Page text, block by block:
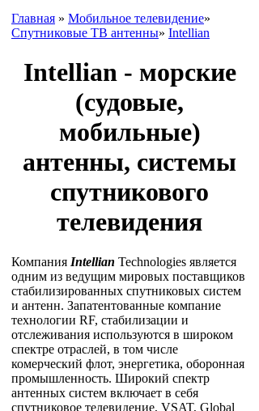
Главная » Мобильное телевидение»
Спутниковые ТВ антенны» Intellian
Intellian - морские
(судовые,
мобильные)
антенны, системы
спутникового
телевидения
Компания Intellian Technologies является
одним из ведущим мировых поставщиков
стабилизированных спутниковых систем
и антенн. Запатентованные компание
технологии RF, стабилизации и
отслеживания используются в широком
спектре отраслей, в том числе
комерческий флот, энергетика, оборонная
промышленность. Широкий спектр
антенных систем включает в себя
спутниковое телевидение, VSAT, Global